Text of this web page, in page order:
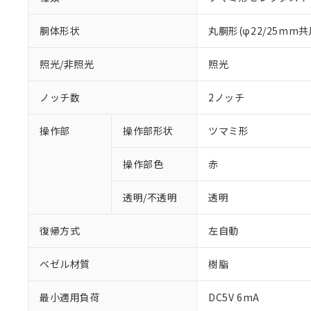
胴体形状 丸胴形(φ22/25mm共
照光/非照光 照光
ノッチ数 2ノッチ
操作部 操作部形状 ツマミ形
操作部色 赤
透明/不透明 透明
復帰方式 左自動
ベゼル材質 樹脂
最小適用負荷 DC5V 6mA
※1 対応状況